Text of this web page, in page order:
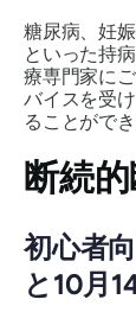
糖尿病、妊
といった持
療専門家に
バイスを受
ることがで
断続
初心者
と10月